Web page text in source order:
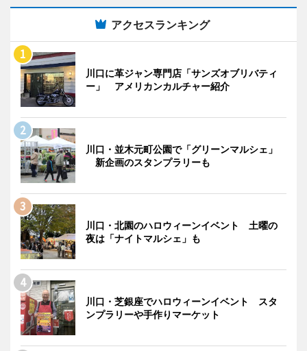
アクセスランキング
川口に革ジャン専門店「サンズオブリバティ
ー」 アメリカンカルチャー紹介
川口・並木元町公園で「グリーンマルシェ」
新企画のスタンプラリーも
川口・北園のハロウィーンイベント 土曜の
夜は「ナイトマルシェ」も
川口・芝銀座でハロウィーンイベント スタ
ンプラリーや手作りマーケット